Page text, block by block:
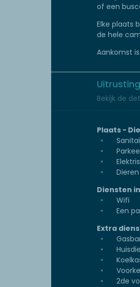
of een
Elke plaats
de hele
Aankomst
Uitrusting
Bekijk de
Plaats -
Diensten
Wifi
Een
Extra
2de